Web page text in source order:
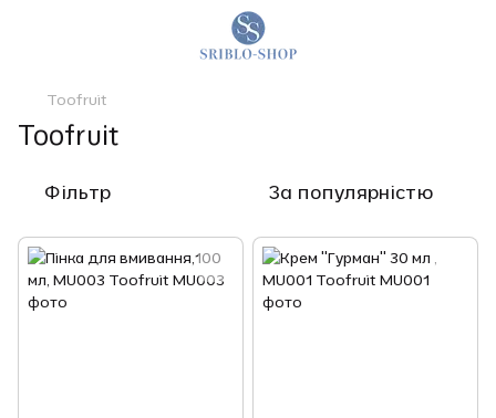
Toofruit
Toofruit
Фільтр За популярністю